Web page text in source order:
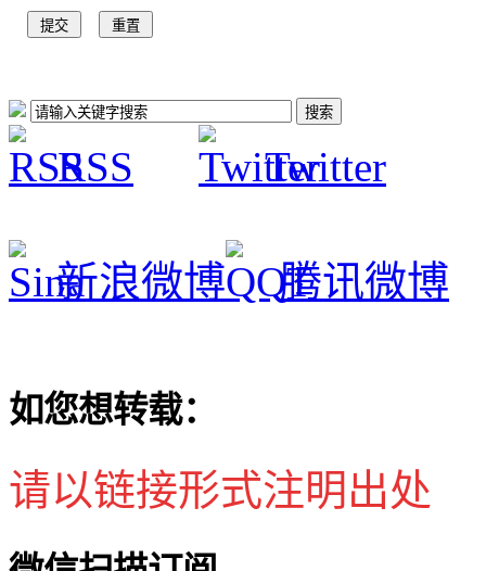
RSS Twitter
新浪微博 腾讯微博
如您想转载：
请以链接形式注明出处